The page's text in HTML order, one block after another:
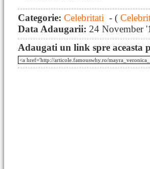
Categorie: Celebritati - (
Data Adaugarii: 24 November
Adaugati un link spre aceasta